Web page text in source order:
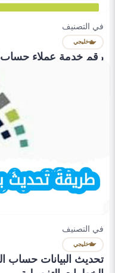
في التصنيف
خليجي
في التصنيف
خليجي